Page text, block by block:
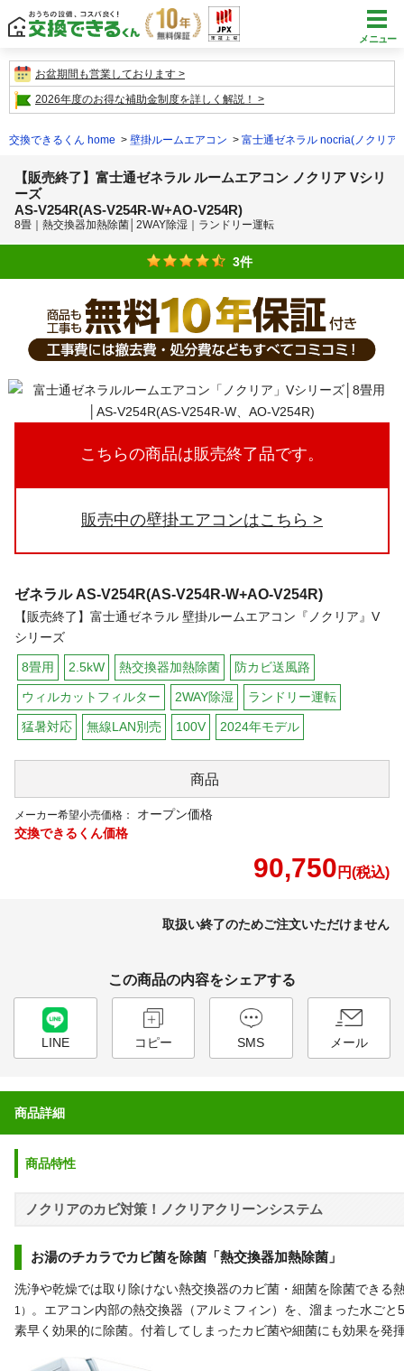
メニュー
お盆期間も営業しております
2026年度のお得な補助金制度を詳しく解説！
交換できるくん home 壁掛ルームエアコン 富士通ゼネラル nocria(ノクリア)
【販売終了】富士通ゼネラル ルームエアコン ノクリア Vシリ
ーズ
AS-V254R(AS-V254R-W+AO-V254R)
8畳｜熱交換器加熱除菌│2WAY除湿｜ランドリー運転
3件
こちらの商品は販売終了品です。
販売中の壁掛エアコンはこちら
ゼネラル AS-V254R(AS-V254R-W+AO-V254R)
【販売終了】富士通ゼネラル 壁掛ルームエアコン『ノクリア』V
シリーズ
8畳用 2.5kW 熱交換器加熱除菌 防カビ送風路
ウィルカットフィルター 2WAY除湿 ランドリー運転
猛暑対応 無線LAN別売 100V 2024年モデル
商品
メーカー希望小売価格：
オープン価格
交換できるくん価格
90,750 円(税込)
取扱い終了のためご注文いただけません
この商品の内容をシェアする
LINE コピー SMS メール
商品詳細
商品特性
ノクリアのカビ対策！ノクリアクリーンシステム
お湯のチカラでカビ菌を除菌「熱交換器加熱除菌」
洗浄や乾燥では取り除けない熱交換器のカビ菌・細菌を除菌できる
1）
。エアコン内部の熱交換器（アルミフィン）を、溜まった水ご
素早く効果的に除菌。付着してしまったカビ菌や細菌にも効果を発